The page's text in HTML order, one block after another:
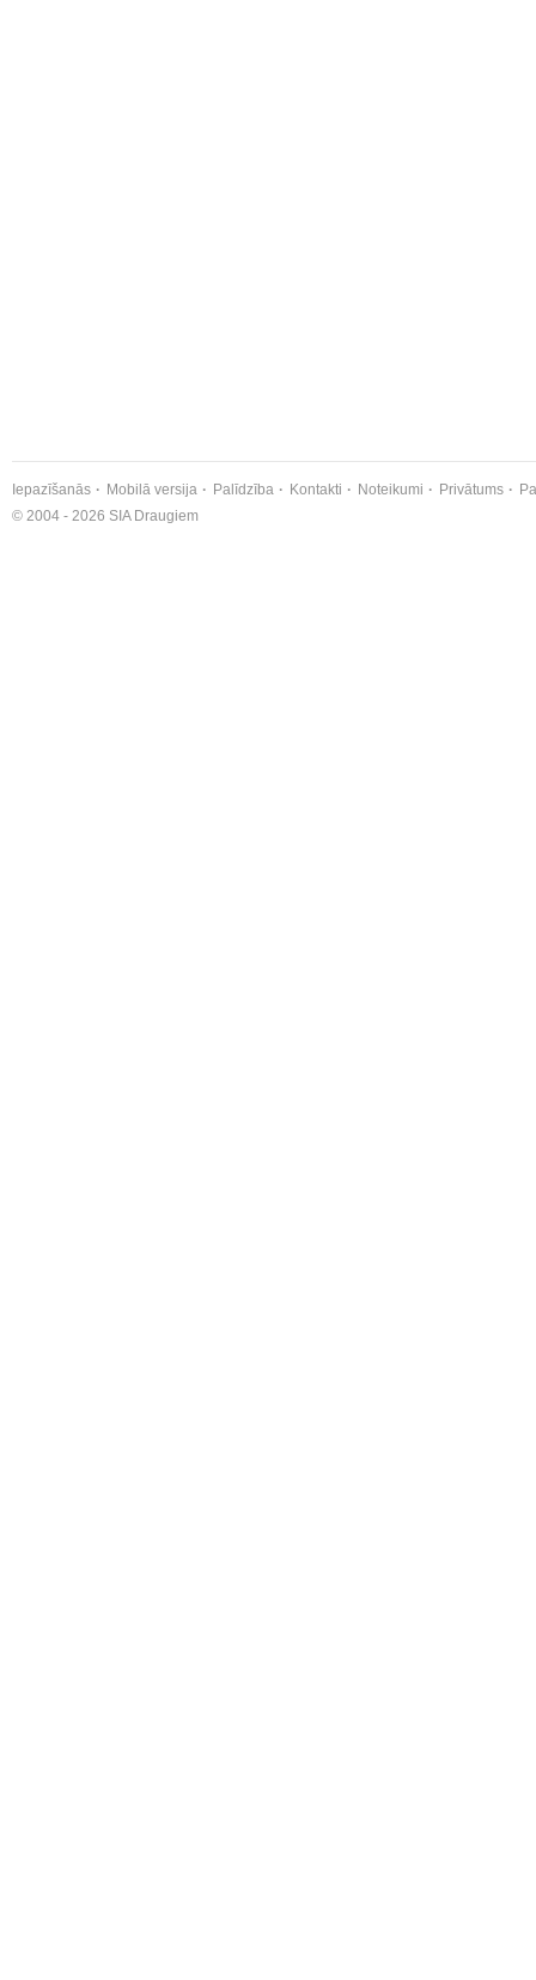
Iepazīšanās Mobilā versija Palīdzība Kontakti Noteikumi Privātums
© 2004 - 2026 SIA Draugiem